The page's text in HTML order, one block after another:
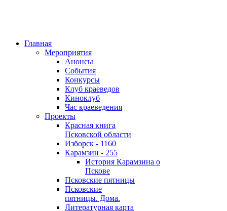
Главная
Мероприятия
Анонсы
События
Конкурсы
Клуб краеведов
Киноклуб
Час краеведения
Проекты
Красная книга
Псковской области
Изборск - 1160
Карамзин - 255
История Карамзина о
Пскове
Псковские пятницы
Псковские
пятницы. Дома.
Литературная карта